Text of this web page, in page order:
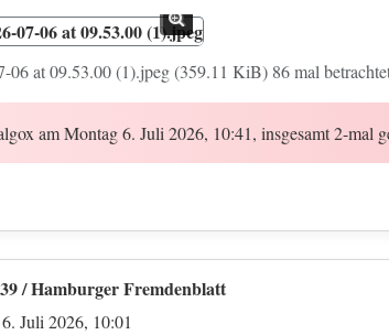
06 at 09.53.00 (1).jpeg (359.11 KiB) 86 mal
am Montag 6. Juli 2026, 10:41, insgesamt 2-mal
/ Hamburger Fremdenblatt
Juli 2026, 10:01